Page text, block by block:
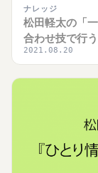
ナレッジ
松田軽太の「
合わせ技で行
2021.08.20